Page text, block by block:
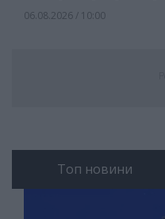
06.08.2026 / 10:00
Топ новини